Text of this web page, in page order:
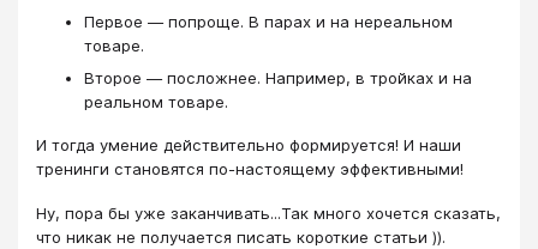
Первое — попроще. В парах и на нереальном
товаре.
Второе — посложнее. Например, в тройках и на
реальном товаре.
И тогда умение действительно формируется! И наши
тренинги становятся по-настоящему эффективными!
Ну, пора бы уже заканчивать...Так много хочется сказать,
что никак не получается писать короткие статьи )).